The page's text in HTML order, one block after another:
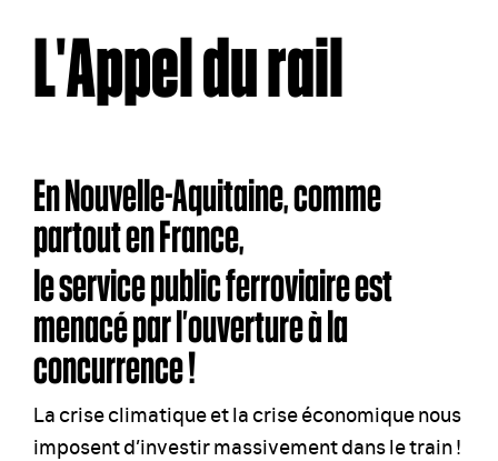
L'Appel du rail
En Nouvelle-Aquitaine, comme
partout en France,
le service public ferroviaire est
menacé par l’ouverture à la
concurrence !
La crise climatique et la crise économique nous
imposent d’investir massivement dans le train !